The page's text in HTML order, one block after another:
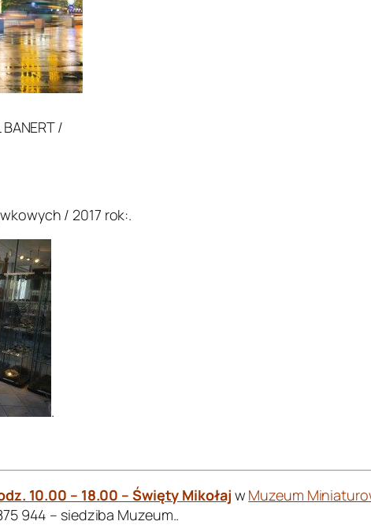
/
/ 2017 rok:.
.
10.00 – 18.00 – Święty Mikołaj w Muzeum
944 – siedziba Muzeum..